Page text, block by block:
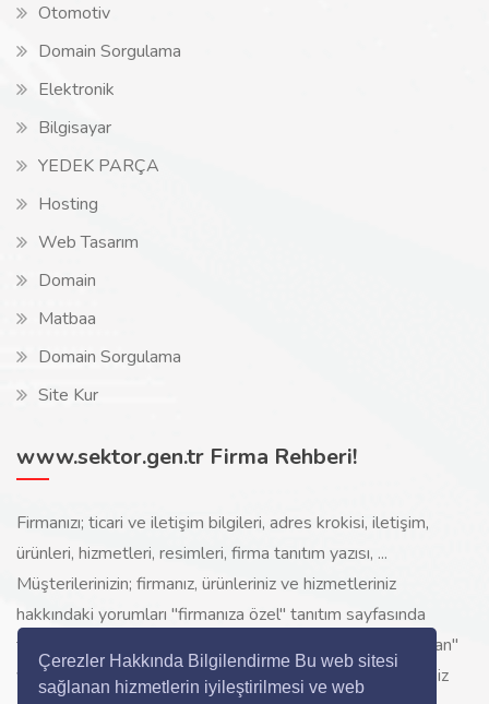
Çerezler Hakkında Bilgilendirme Bu web sitesi
sağlanan hizmetlerin iyileştirilmesi ve web
Otomotiv
Domain Sorgulama
Elektronik
Bilgisayar
YEDEK PARÇA
Hosting
Web Tasarım
Domain
Matbaa
Domain Sorgulama
Site Kur
www.sektor.gen.tr Firma Rehberi!
Firmanızı; ticari ve iletişim bilgileri, adres krokisi, iletişim,
ürünleri, hizmetleri, resimleri, firma tanıtım yazısı, ...
Müşterilerinizin; firmanız, ürünleriniz ve hizmetleriniz
hakkındaki yorumları "firmanıza özel" tanıtım sayfasında
toplanarak ürünlerinizi, hizmetlerinizi, internette "sizi arayan"
yeni müşterilerinize www.sektor.gen.tr aracılığı ile ücretsiz